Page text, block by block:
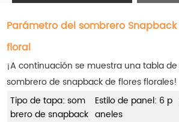
Parámetro del sombrero
floral
¡A continuación se muestra una tabla
sombrero de snapback de flores florales!
Tipo de tapa: som
brero de snapback
Estilo de panel: 6 p
aneles